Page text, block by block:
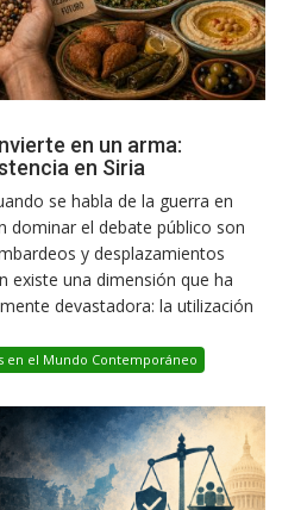
en un arma:
en Siria
se habla de la guerra en
dominar el debate público son
y desplazamientos
existe una dimensión que ha
devastadora: la utilización
en el Mundo Contemporáneo